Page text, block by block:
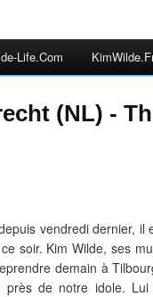
Life.com
(NL) -
vendredi dernier,
soir. Kim Wilde, ses
demain à
près de notre idole.